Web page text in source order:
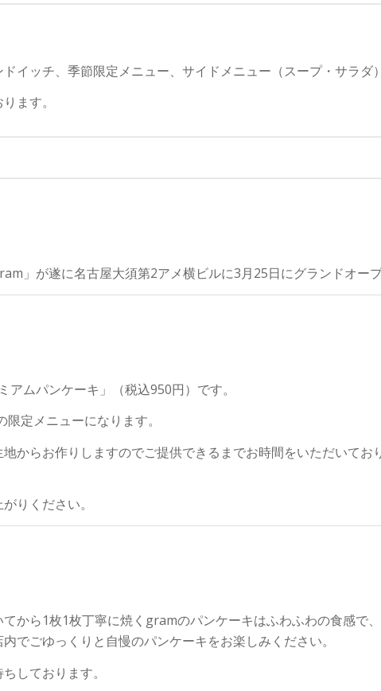
イッチ、季節限定メニュー、サイドメニュー（スープ・サラダ）
ます。
」が遂に名古屋大須第2アメ横ビルに3月25日にグランドオープ
ムパンケーキ」（税込950円）です。
定メニューになります。
からお作りしますのでご提供できるまでお時間をいただいてお
りください。
から1枚1枚丁寧に焼くgramのパンケーキはふわふわの食感で
でごゆっくりと自慢のパンケーキをお楽しみください。
しております。